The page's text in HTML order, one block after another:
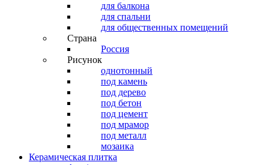
для балкона
для спальни
для общественных помещений
Страна
Россия
Рисунок
однотонный
под камень
под дерево
под бетон
под цемент
под мрамор
под металл
мозаика
Керамическая плитка